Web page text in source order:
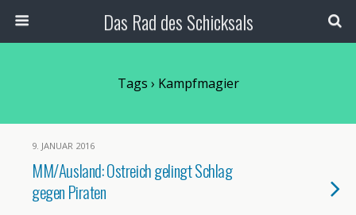
Das Rad des Schicksals
Tags › Kampfmagier
9. JANUAR 2016
MM/Ausland: Ostreich gelingt Schlag
gegen Piraten